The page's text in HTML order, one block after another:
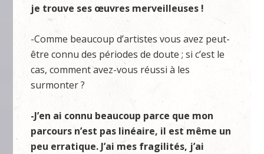
je trouve ses œuvres merveilleuses !
-Comme beaucoup d’artistes vous avez peut-
être connu des périodes de doute ; si c’est le
cas, comment avez-vous réussi à les
surmonter ?
-J’en ai connu beaucoup parce que mon
parcours n’est pas linéaire, il est même un
peu erratique. J’ai mes fragilités, j’ai